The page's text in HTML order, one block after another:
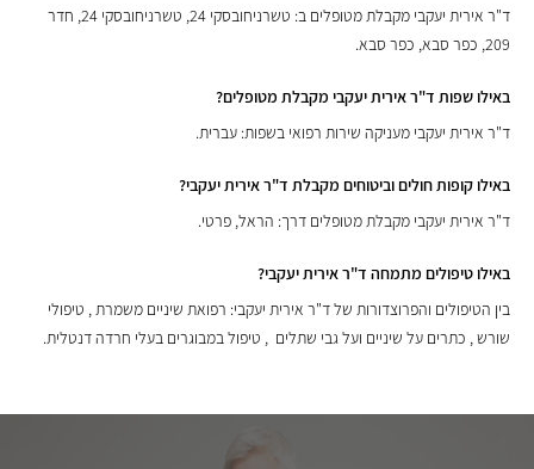
ד"ר אירית יעקבי מקבלת מטופלים ב: טשרניחובסקי 24, טשרניחובסקי 24, חדר
209, כפר סבא, כפר סבא.
באילו שפות ד"ר אירית יעקבי מקבלת מטופלים?
ד"ר אירית יעקבי מעניקה שירות רפואי בשפות: עברית.
באילו קופות חולים וביטוחים מקבלת ד"ר אירית יעקבי?
ד"ר אירית יעקבי מקבלת מטופלים דרך: הראל, פרטי.
באילו טיפולים מתמחה ד"ר אירית יעקבי?
בין הטיפולים והפרוצדורות של ד"ר אירית יעקבי: רפואת שיניים משמרת , טיפולי
שורש , כתרים על שיניים ועל גבי שתלים , טיפול במבוגרים בעלי חרדה דנטלית.